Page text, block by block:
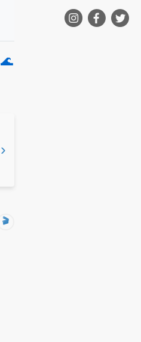
🌊
›
🎬